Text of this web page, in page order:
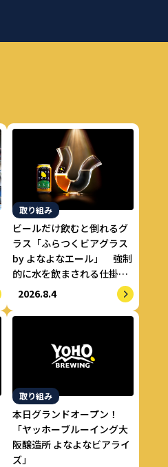
取り組み
ビールだけ飲むと倒れるグ
ラス「ふらつくビアグラス
by よなよなエール」 強制
的に水を飲まされる仕掛け
で適正飲酒を実現
2026.8.4
取り組み
本日グランドオープン！
「ヤッホーブルーイング大
阪醸造所 よなよなビアライ
ズ」